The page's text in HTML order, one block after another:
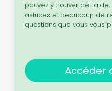
pouvez y trouver de
astuces et beaucoup de
questions que vous vous
Accéder